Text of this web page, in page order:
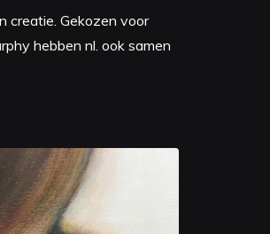
creatie. Gekozen voor
hebben nl. ook samen